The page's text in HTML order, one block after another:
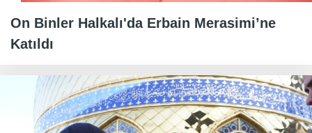
On Binler Halkalı'da Erbain Merasimi’ne
Katıldı